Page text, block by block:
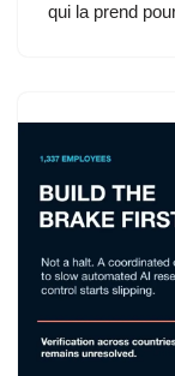
qui la prend